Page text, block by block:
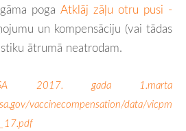
poga Atklāj zāļu otru pusi -
un kompensāciju (vai tādas
ātrumā neatrodam.
2017. gada 1.marta
vaccinecompensation/data/vicpm